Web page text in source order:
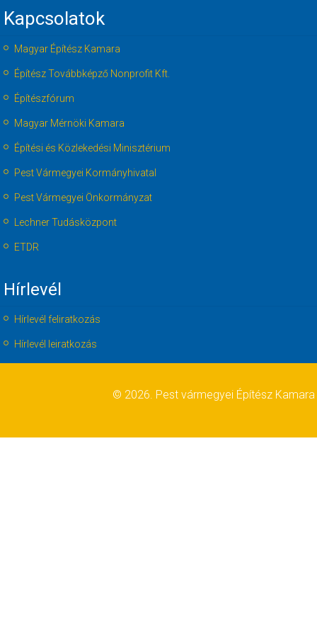
Kapcsolatok
Magyar Építész Kamara
Építész Továbbképző Nonprofit Kft.
Építészfórum
Magyar Mérnöki Kamara
Építési és Közlekedési Minisztérium
Pest Vármegyei Kormányhivatal
Pest Vármegyei Önkormányzat
Lechner Tudásközpont
ETDR
Hírlevél
Hírlevél feliratkozás
Hírlevél leiratkozás
© 2026. Pest vármegyei Építész